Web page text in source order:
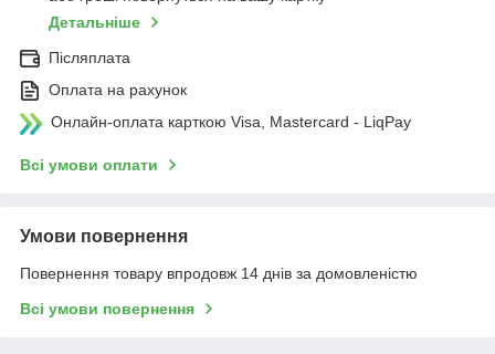
Детальніше
Післяплата
Оплата на рахунок
Онлайн-оплата карткою Visa, Mastercard - LiqPay
Всі умови оплати
Умови повернення
Повернення товару впродовж 14 днів за домовленістю
Всі умови повернення